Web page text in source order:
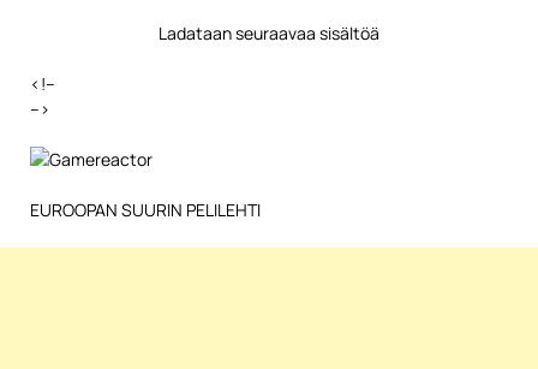
Ladataan seuraavaa sisältöä
<!–
–>
EUROOPAN SUURIN PELILEHTI